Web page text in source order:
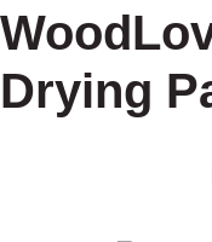
Drying